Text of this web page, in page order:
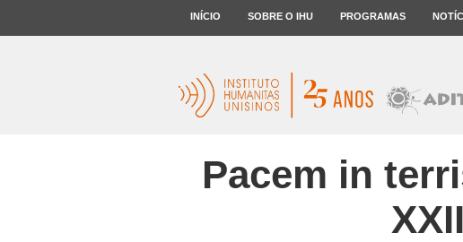
INÍCIO SOBRE O IHU PROGRAMAS
Pacem in